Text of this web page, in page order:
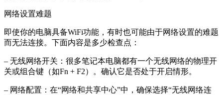
网络设置难题
即使你的电脑具备WiFi功能，有时也可能由于网络设置的难题
而无法连接。下面内容是多少检查点：
– 无线网络开关：很多笔记本电脑都有一个无线网络的物理开
关或组合键（如Fn + F2）。确认它是否处于开启情形。
– 网络配置：在“网络和共享中心”中，确保选择“无线网络连